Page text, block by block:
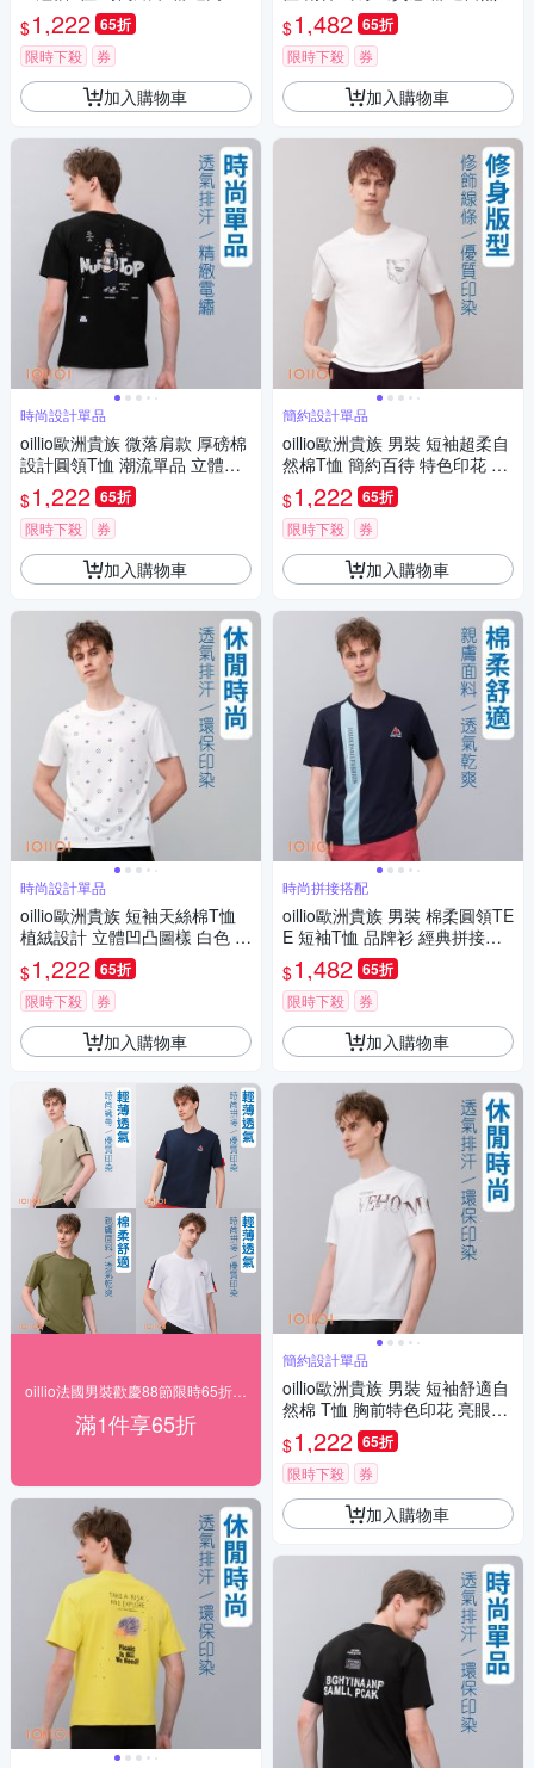
力 防皺 黑色 法國品牌 有大尺
碼
$1,222 65折
限時下殺 券
加入購物車
時尚設計單品
oillio歐洲貴族 微落肩款 厚磅棉
設計圓領T恤 潮流單品 立體刺
繡 黑色 男女裝 法國品牌
$1,222 65折
限時下殺 券
加入購物車
時尚設計單品
oillio歐洲貴族 短袖天絲棉T恤
植絨設計 立體凹凸圖樣 白色 男
女裝 法國品牌
$1,222 65折
限時下殺 券
加入購物車
滿1件享65折
男女裝 綠色 法國品牌 有大尺碼
$1,482 65折
限時下殺 券
加入購物車
簡約設計單品
oillio歐洲貴族 男裝 短袖超柔自
然棉T恤 簡約百待 特色印花 設
計經典 白色 法國品牌
$1,222 65折
限時下殺 券
加入購物車
時尚拼接搭配
oillio歐洲貴族 男裝 棉柔圓領TE
E 短袖T恤 品牌衫 經典拼接單
品 藏青色 法國品牌 有大尺碼
$1,482 65折
限時下殺 券
加入購物車
簡約設計單品
oillio歐洲貴族 男裝 短袖舒適自
然棉 T恤 胸前特色印花 亮眼吸
睛 白色 法國品牌
$1,222 65折
限時下殺 券
加入購物車